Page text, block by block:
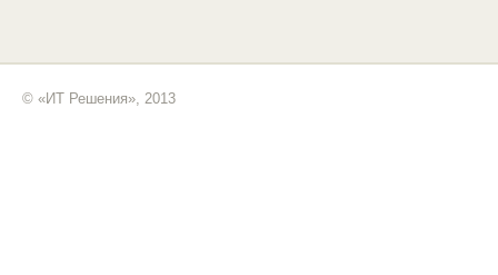
© «ИТ Решения», 2013